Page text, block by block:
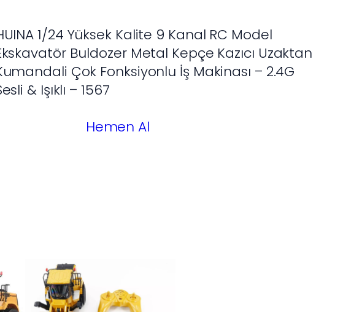
1/24 Yüksek Kalite 9 Kanal RC Model
Buldozer Metal Kepçe Kazıcı Uzaktan
Çok Fonksiyonlu İş Makinası – 2.4G
& Işıklı – 1567
Hemen Al